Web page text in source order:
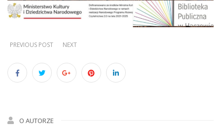
PREVIOUS POST NEXT
O AUTORZE